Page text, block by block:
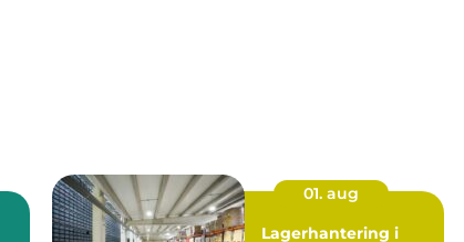
01. aug
Lagerhantering i